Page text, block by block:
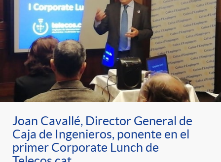
Joan Cavallé, Director General de
Caja de Ingenieros, ponente en el
primer Corporate Lunch de